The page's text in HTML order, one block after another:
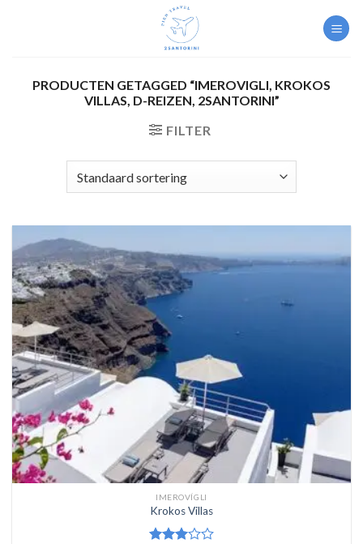
PRODUCTEN GETAGGED “IMEROVIGLI, KROKOS
VILLAS, D-REIZEN, 2SANTORINI”
FILTER
IMEROVÍGLI
Krokos Villas